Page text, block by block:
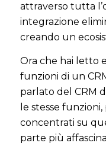
attraverso tutta
integrazione
creando un
Ora che hai letto
funzioni di un
parlato del CRM
le stesse
concentrati su
parte più